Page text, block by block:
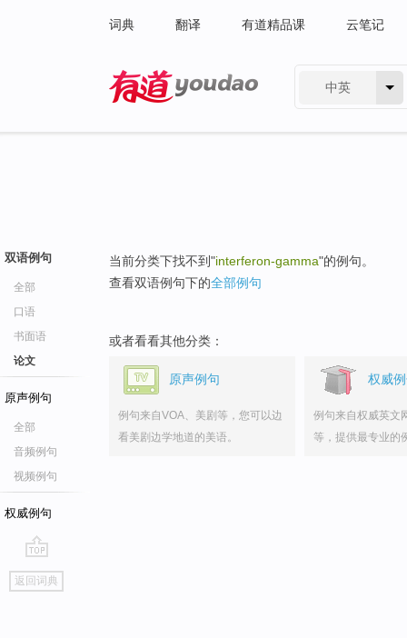
词典 翻译 有道精品课 云笔记
中英
双语例句
全部
口语
书面语
论文
原声例句
全部
音频例句
视频例句
权威例句
go
top
返回词典
当前分类下找不到"interferon-gamma"的例句。
查看双语例句下的全部例句
或者看看其他分类：
原声例句
例句来自VOA、美剧等，您可以边
看美剧边学地道的美语。
权威
例句来自权威英文
等，提供最专业的